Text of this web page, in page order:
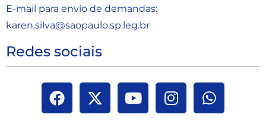
E-mail para envio de demandas:
karen.silva@saopaulo.sp.leg.br
Redes sociais